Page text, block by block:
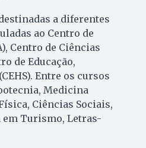
a diferentes
ao Centro de
Centro de Ciências
de Educação,
Entre os cursos
Medicina
Ciências Sociais,
em Turismo, Letras-